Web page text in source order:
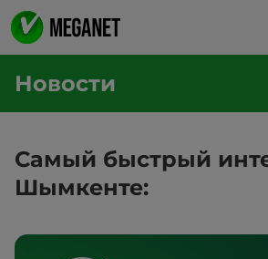
Новости
Самый быстрый
Шымкенте: